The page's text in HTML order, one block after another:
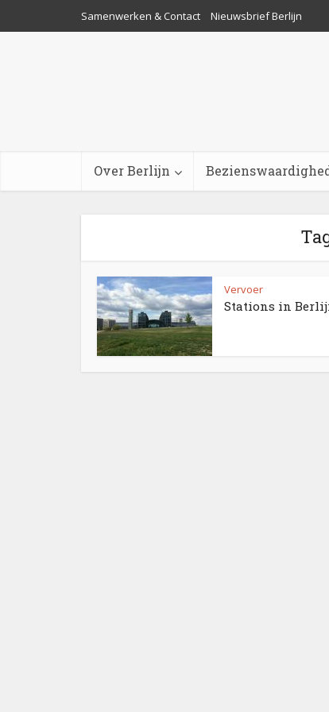
Samenwerken & Contact Nieuwsbrief Berlijn
Over Berlijn
Vervoer
Stations in